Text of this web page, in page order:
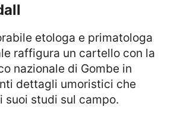
raffigura un cartello con la
nazionale di Gombe in
dettagli umoristici che
suoi studi sul campo.